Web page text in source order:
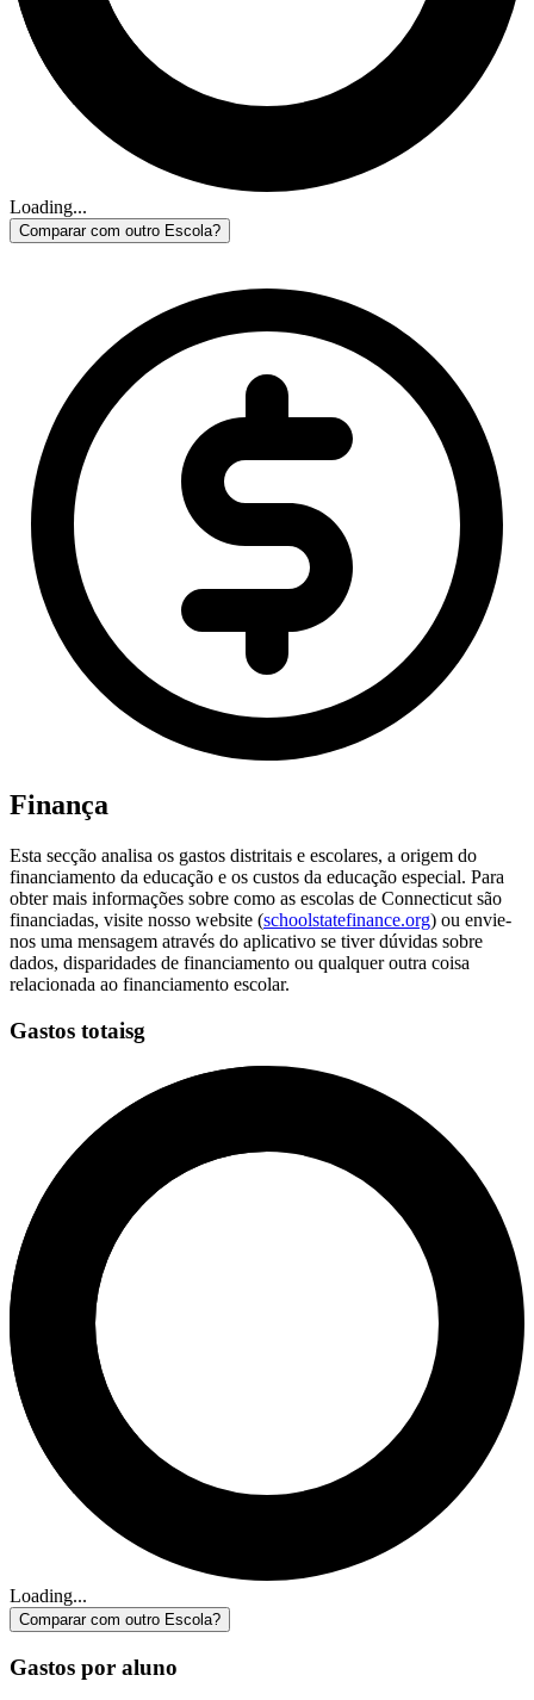
Loading...
Comparar com outro Escola?
Finança
Esta secção analisa os gastos distritais e escolares, a origem do
financiamento da educação e os custos da educação especial. Para
obter mais informações sobre como as escolas de Connecticut são
financiadas, visite nosso website (schoolstatefinance.org) ou envie-
nos uma mensagem através do aplicativo se tiver dúvidas sobre
dados, disparidades de financiamento ou qualquer outra coisa
relacionada ao financiamento escolar.
Gastos totaisg
Loading...
Comparar com outro Escola?
Gastos por aluno